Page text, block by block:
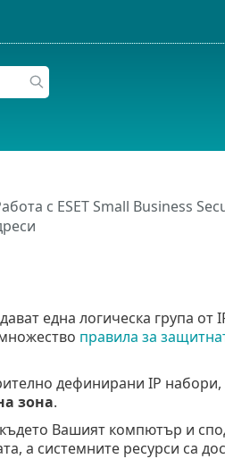
с ESET Small Business
една логическа група от
правила за
дефинирани IP набори,
зона.
Вашият компютър и
а системните ресурси са